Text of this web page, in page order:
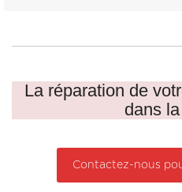
La réparation de
dans
Contactez-nous